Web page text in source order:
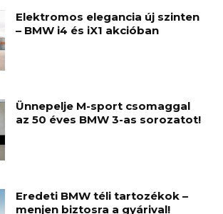
Elektromos elegancia új szinten
– BMW i4 és iX1 akcióban
Ünnepelje M-sport csomaggal
az 50 éves BMW 3-as sorozatot!
Eredeti BMW téli tartozékok –
menjen biztosra a gyárival!